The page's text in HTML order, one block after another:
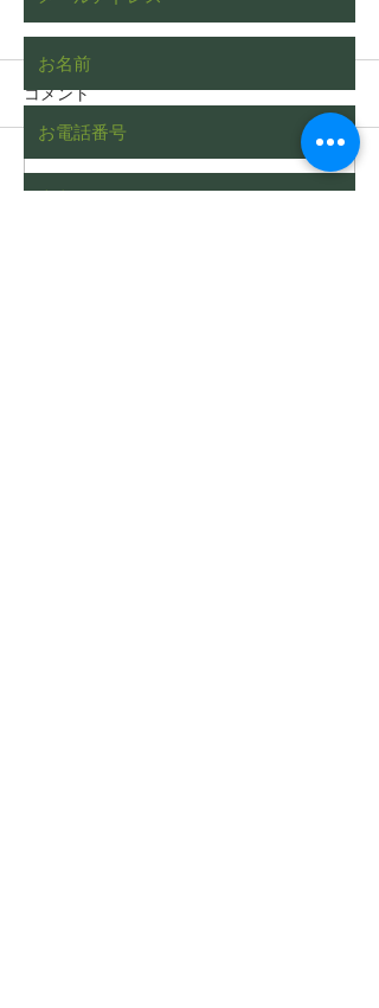
枯れたヒバをチェーンブ
コメント
コメントを追加…